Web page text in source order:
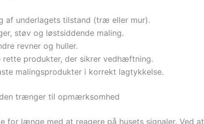
af underlagets tilstand (træ eller mur).
støv og løstsiddende maling.
revner og huller.
rette produkter, der sikrer vedhæftning.
malingsprodukter i korrekt lagtykkelse.
trænger til opmærksomhed
for længe med at reagere på husets signaler. Ved at